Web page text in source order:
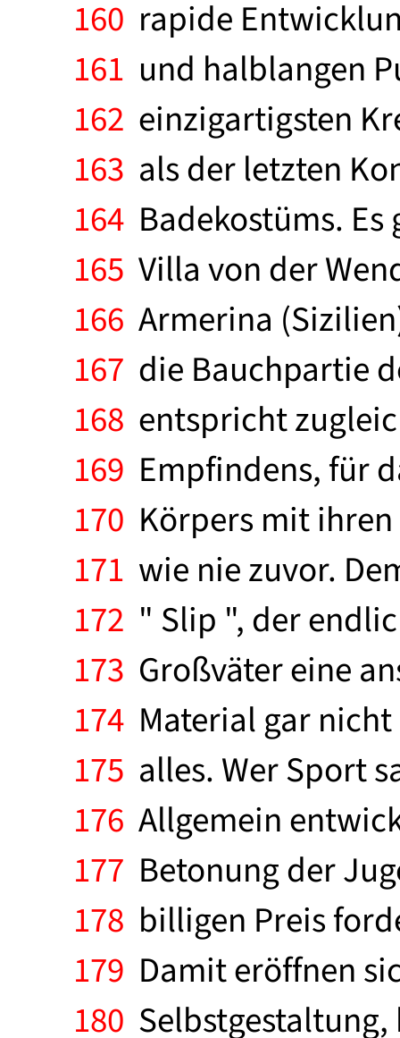
160 rapide
161 und halblangen
162 einzigartigsten
163 als der letzten
164 Badekostüms.
165 Villa von der
166 Armerina
167 die Bauchpartie
168 entspricht
169 Empfindens, für
170 Körpers mit
171 wie nie zuvor.
172 " Slip ", der
173 Großväter eine
174 Material gar
175 alles. Wer Sport
176 Allgemein
177 Betonung der
178 billigen Preis
179 Damit eröffnen
180